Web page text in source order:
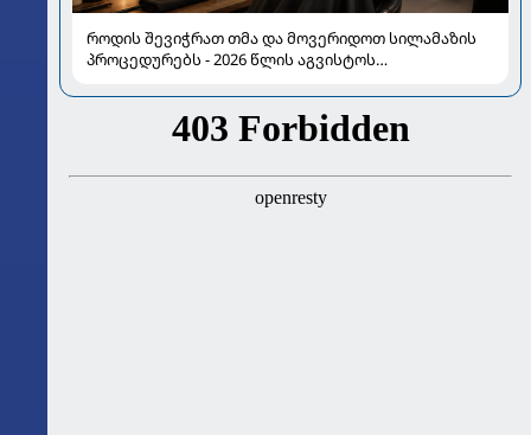
როდის შევიჭრათ თმა და მოვერიდოთ სილამაზის
პროცედურებს - 2026 წლის აგვისტოს